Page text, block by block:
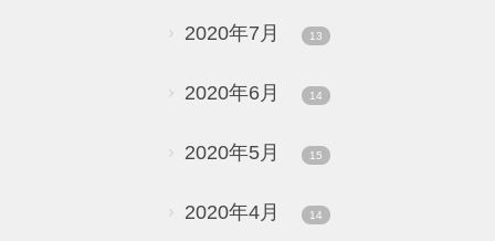
2020年7月 13
2020年6月 14
2020年5月 15
2020年4月 14